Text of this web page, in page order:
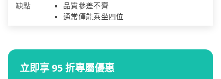
缺點
品質參差不齊
通常僅能乘坐四位
立即享 95 折專屬優惠